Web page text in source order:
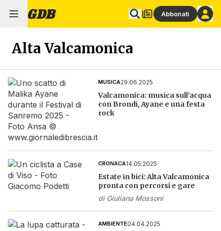
Abbonati
Alta Valcamonica
MUSICA29.06.2025
Valcamonica: musica sull’acqua
con Brondi, Ayane e una festa
rock
CRONACA14.05.2025
Estate in bici: Alta Valcamonica
pronta con percorsi e gare
di Giuliana Mossoni
AMBIENTE04.04.2025